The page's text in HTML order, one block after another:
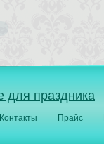
для праздника
Контакты Прайс